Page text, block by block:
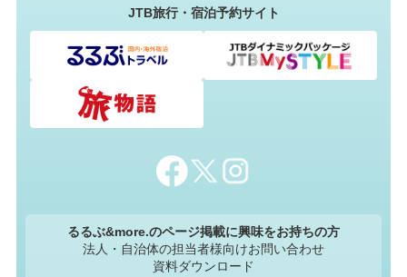
JTB旅行・宿泊予約サイト
るるぶ&more.のページ掲載に興味をお持ちの方
法人・自治体の担当者様向けお問い合わせ
資料ダウンロード